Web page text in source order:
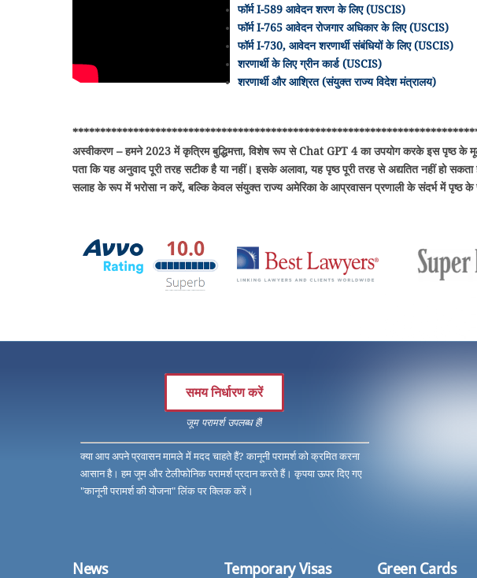
फॉर्म I-589 आवेदन शरण के लिए (USCIS)
फॉर्म I-765 आवेदन रोजगार अधिकार के लिए (USCIS)
फॉर्म I-730, आवेदन शरणार्थी संबंधियों के लिए (USCIS)
शरणार्थी के लिए ग्रीन कार्ड (USCIS)
शरणार्थी और आश्रित (संयुक्त राज्य विदेश मंत्रालय)
अस्वीकरण – हमने 2023 में कृत्रिम बुद्धिमत्ता, विशेष रूप से Chat GPT 4 का उपयोग करके इस पृष्ठ के
पता कि यह अनुवाद पूरी तरह सटीक है या नहीं। इसके अलावा, यह पृष्ठ पूरी तरह से अद्यतित नहीं हो
सलाह के रूप में भरोसा न करें, बल्कि केवल संयुक्त राज्य अमेरिका के आप्रवासन प्रणाली के संदर्भ में पृष्ठ
समय निर्धारण करें
जूम परामर्श उपलब्ध हैं!
क्या आप अपने प्रवासन मामले में मदद चाहते हैं? कानूनी परामर्श को क्रमित करना
आसान है। हम जूम और टेलीफोनिक परामर्श प्रदान करते हैं। कृपया ऊपर दिए गए
"कानूनी परामर्श की योजना" लिंक पर क्लिक करें।
News Temporary Visas Green Cards